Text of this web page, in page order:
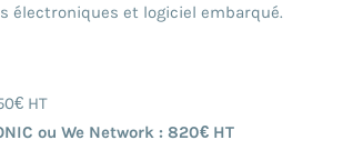
électroniques et logiciel embarqué.
HT
ou We Network : 820€ HT